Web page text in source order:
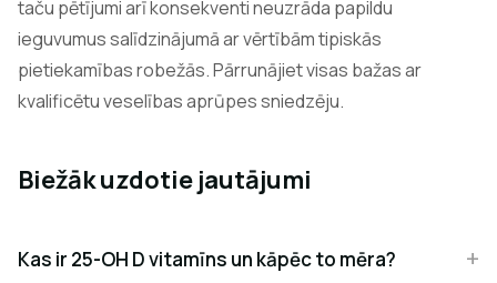
taču pētījumi arī konsekventi neuzrāda papildu
ieguvumus salīdzinājumā ar vērtībām tipiskās
pietiekamības robežās. Pārrunājiet visas bažas ar
kvalificētu veselības aprūpes sniedzēju.
Biežāk uzdotie jautājumi
Kas ir 25-OH D vitamīns un kāpēc to mēra?